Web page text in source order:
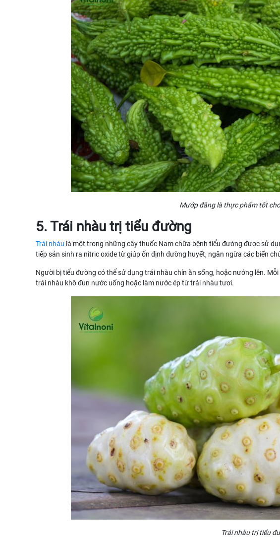
Mướp đắng là thực phẩm tốt
5. Trái nhàu trị tiểu đường
Trái nhàu là một trong những cây thuốc Nam chữa bệnh tiểu đường được sử
tiếp sản sinh ra nitric oxide từ giúp ổn định đường huyết, ngăn ngừa các biến
Người bị tiểu đường có thể sử dụng trái nhàu chín ăn sống, hoặc nướng lên.
trái nhàu khô đun nước uống hoặc làm nước ép từ trái nhàu tươi.
Trái nhàu trị tiểu